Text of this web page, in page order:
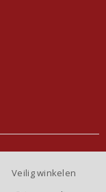
Veilig winkelen